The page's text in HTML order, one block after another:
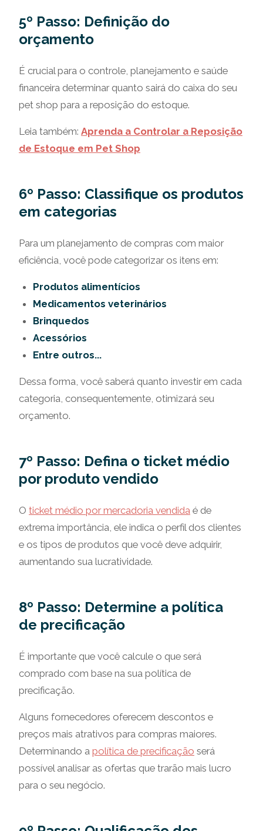
5º Passo: Definição do
orçamento
É crucial para o controle, planejamento e saúde
financeira determinar quanto sairá do caixa do seu
pet shop para a reposição do estoque.
Leia também: Aprenda a Controlar a Reposição
de Estoque em Pet Shop
6º Passo: Classifique os produtos
em categorias
Para um planejamento de compras com maior
eficiência, você pode categorizar os itens em:
Produtos alimentícios
Medicamentos veterinários
Brinquedos
Acessórios
Entre outros...
Dessa forma, você saberá quanto investir em cada
categoria, consequentemente, otimizará seu
orçamento.
7º Passo: Defina o ticket médio
por produto vendido
O ticket médio por mercadoria vendida é de
extrema importância, ele indica o perfil dos clientes
e os tipos de produtos que você deve adquirir,
aumentando sua lucratividade.
8º Passo: Determine a política
de precificação
É importante que você calcule o que será
comprado com base na sua política de
precificação.
Alguns fornecedores oferecem descontos e
preços mais atrativos para compras maiores.
Determinando a política de precificação será
possível analisar as ofertas que trarão mais lucro
para o seu negócio.